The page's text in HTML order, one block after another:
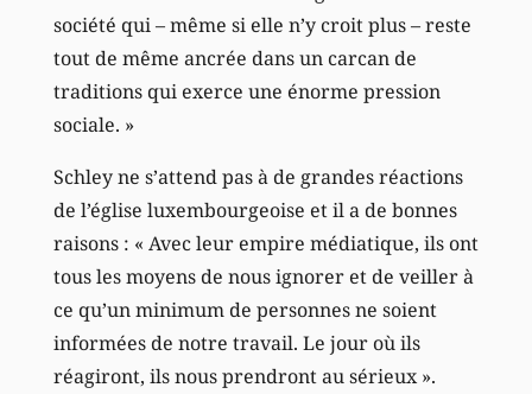
société qui – même si elle n’y croit plus – reste
tout de même ancrée dans un carcan de
traditions qui exerce une énorme pression
sociale. »
Schley ne s’attend pas à de grandes réactions
de l’église luxembourgeoise et il a de bonnes
raisons : « Avec leur empire médiatique, ils ont
tous les moyens de nous ignorer et de veiller à
ce qu’un minimum de personnes ne soient
informées de notre travail. Le jour où ils
réagiront, ils nous prendront au sérieux ».